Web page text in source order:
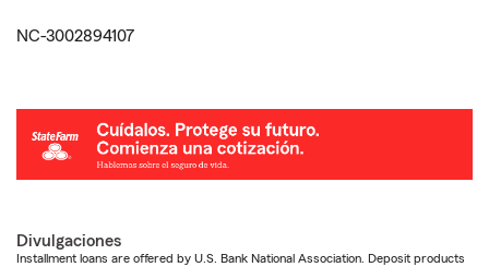
NC-3002894107
Divulgaciones
Installment loans are offered by U.S. Bank National Association. Deposit products